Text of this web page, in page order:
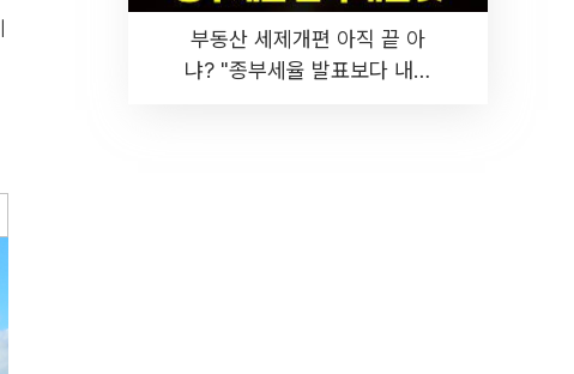
부동산 세제개편 아직 끝 아
냐? "종부세율 발표보다 내릴